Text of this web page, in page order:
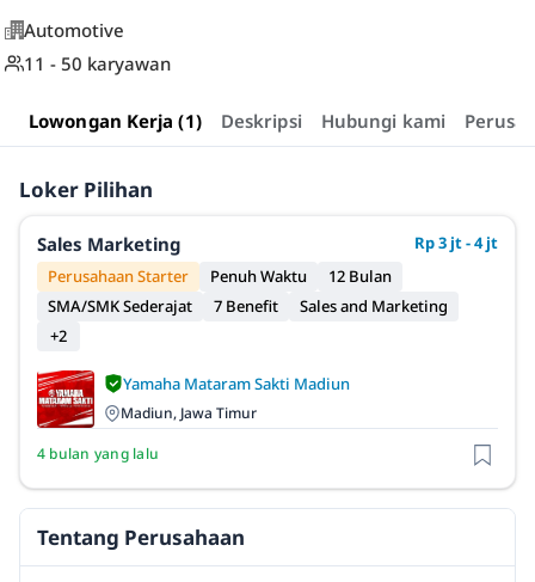
Automotive
11 - 50 karyawan
Lowongan Kerja (1) Deskripsi Hubungi kami
Loker Pilihan
Sales Marketing
Rp 3 jt - 4 jt
Perusahaan Starter
Penuh Waktu
12 Bulan
SMA/SMK Sederajat
7 Benefit
Sales and Marketing
+2
Yamaha Mataram Sakti Madiun
Madiun, Jawa Timur
4 bulan yang lalu
Tentang Perusahaan